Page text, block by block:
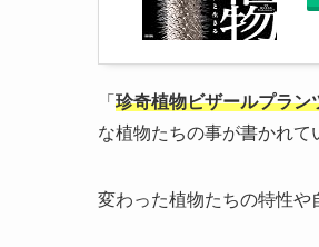
「 珍奇植物ビザールプラン
な植物たちの事が書かれて
変わった植物たちの特性や